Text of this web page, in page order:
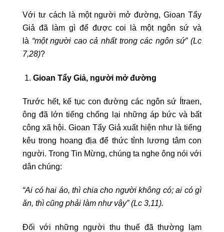
Với tư cách là một người mở đường, Gioan Tẩy
Giả đã làm gì để được coi là một ngôn sứ và
là “một người cao cả nhất trong các ngôn sứ” (Lc
7,28)?
Gioan Tẩy Giả, người mở đường
Trước hết, kế tục con đường các ngôn sứ Ítraen,
ông đã lớn tiếng chống lại những áp bức và bất
công xã hội. Gioan Tẩy Giả xuất hiện như là tiếng
kêu trong hoang địa để thức tỉnh lương tâm con
người. Trong Tin Mừng, chúng ta nghe ông nói với
dân chúng:
“Ai có hai áo, thì chia cho người không có; ai có gì
ăn, thì cũng phải làm như vậy” (Lc 3,11).
Đối với những người thu thuế đã thường lạm